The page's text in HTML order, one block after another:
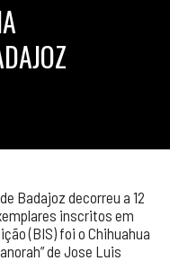
Badajoz decorreu a 12
inscritos em
(BIS) foi o Chihuahua
de Jose Luis